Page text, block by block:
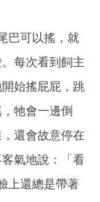
巴可以搖，就
每次看到飼主
始搖屁屁，跳
牠會一邊倒
還會故意停在
氣地說：「看
上還總是帶著